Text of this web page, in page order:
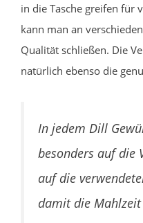
in die Tasche greifen für
kann man an
Qualität schließen. Die
natürlich ebenso die
In jedem Dill
besonders auf die
auf die
damit die